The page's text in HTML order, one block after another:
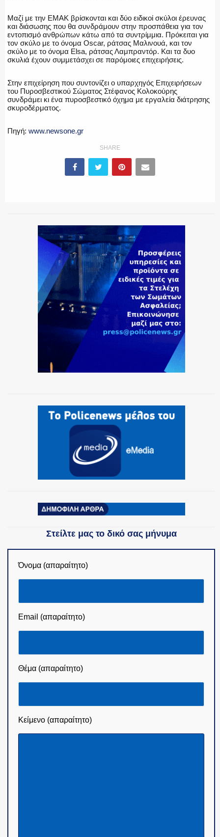
Μαζί με την ΕΜΑΚ βρίσκονται και δύο ειδικοί σκύλοι έρευνας
και διάσωσης που θα συνδράμουν στην προσπάθεια για τον
εντοπισμό ανθρώπων κάτω από τα συντρίμμια. Πρόκειται για
τον σκύλο με το όνομα Oscar, ράτσας Μαλινουά, και τον
σκύλο με το όνομα Elsa, ράτσας Λαμπραντόρ. Και τα δυο
σκυλιά έχουν συμμετάσχει σε παρόμοιες επιχειρήσεις.
Στην επιχείρηση που συντονίζει ο υπαρχηγός Επιχειρήσεων
του Πυροσβεστικού Σώματος Στέφανος Κολοκούρης
συνδράμει κι ένα πυροσβεστικό όχημα με εργαλεία διάτρησης
σκυροδέρματος.
Πηγή: www.newsone.gr
SHARE
Στείλτε μας το δικό σας μήνυμα
Όνομα (απαραίτητο)
Email (απαραίτητο)
Θέμα (απαραίτητο)
Κείμενο (απαραίτητο)